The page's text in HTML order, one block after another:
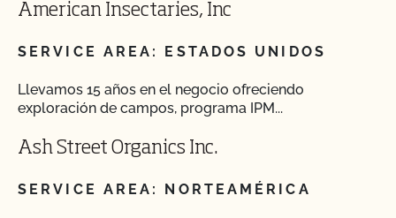
American Insectaries, Inc
SERVICE AREA: ESTADOS UNIDOS
Llevamos 15 años en el negocio ofreciendo
exploración de campos, programa IPM...
Ash Street Organics Inc.
SERVICE AREA: NORTEAMÉRICA